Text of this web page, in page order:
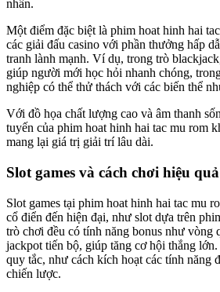
nhân.
Một điểm đặc biệt là phim hoat hinh hai
các giải đấu casino với phần thưởng hấp
tranh lành mạnh. Ví dụ, trong trò
giúp người mới học hỏi nhanh chóng,
nghiệp có thể thử thách với các biến thể
Với đồ họa chất lượng cao và âm thanh
tuyến của phim hoat hinh hai tac mu rom
mang lại giá trị giải trí lâu dài.
Slot games và cách chơi hiệu quả
Slot games tại phim hoat hinh hai tac mu
cổ điển đến hiện đại, như slot dựa trên
trò chơi đều có tính năng bonus như vòng
jackpot tiến bộ, giúp tăng cơ hội thắng
quy tắc, như cách kích hoạt các tính năng
chiến lược.